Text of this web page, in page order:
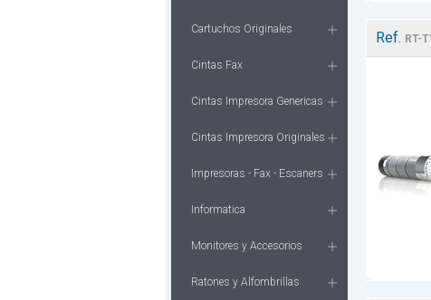
Cartuchos Originales
Cintas Fax
Cintas Impresora Genericas
Cintas Impresora Originales
Impresoras - Fax - Escaners
Informatica
Monitores y Accesorios
Ratones y Alfombrillas
Ref. RT-